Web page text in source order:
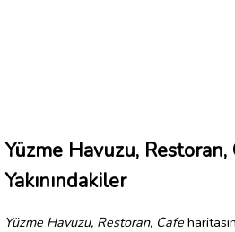
Yüzme Havuzu, Restoran,
Yakınındakiler
Yüzme Havuzu, Restoran, Cafe